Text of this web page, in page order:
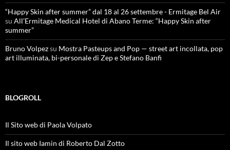
“Happy Skin after summer” dal 18 al 26 settembre - Ermitage Bel Air
su All’Ermitage Medical Hotel di Abano Terme: “Happy Skin after
summer”
Bruno Volpezsu Mostra Pasteups and Pop — street art incollata, pop
art illuminata, bi-personale di Zep e Stefano Banfi
BLOGROLL
Il Sito web di Paola Volpato
Il sito web Iamin di Roberto Dal Zotto